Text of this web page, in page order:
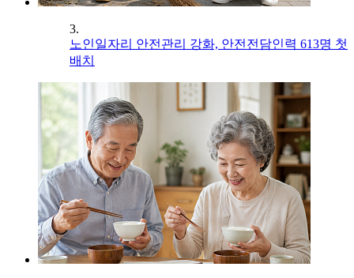
3.
노인일자리 안전관리 강화, 안전전담인력 613명 첫
배치